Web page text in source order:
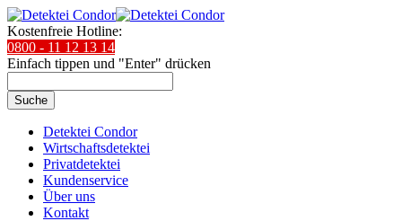
Kostenfreie Hotline:
0800 - 11 12 13 14
Einfach tippen und "Enter" drücken
Suche
Detektei Condor
Wirtschaftsdetektei
Privatdetektei
Kundenservice
Über uns
Kontakt